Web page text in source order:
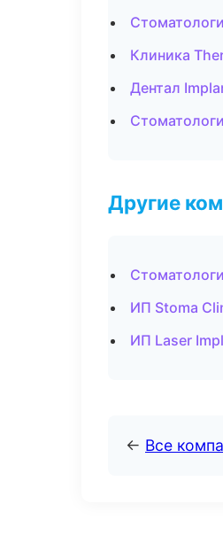
Клиника
Дентал
Другие
ИП Stoma
ИП Laser
← Все